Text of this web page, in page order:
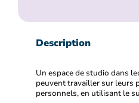
Description
Un espace de studio dans
peuvent travailler sur leurs
personnels, en utilisant le